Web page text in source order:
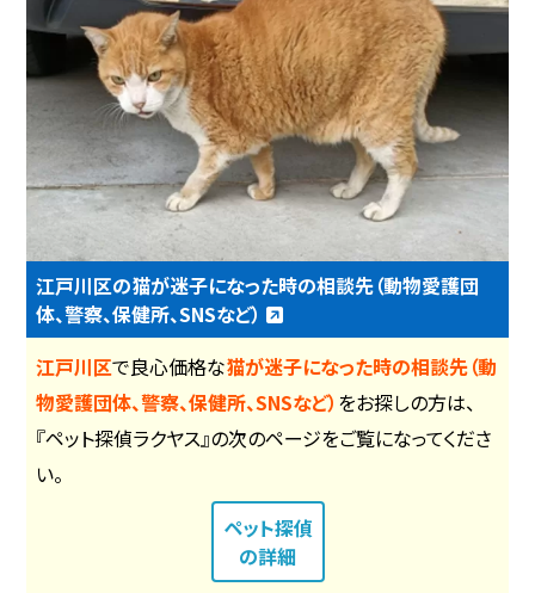
江戸川区の猫が迷子になった時の相談先（動物愛護団
体、警察、保健所、SNSなど）
江戸川区で良心価格な猫が迷子になった時の相談先（動
物愛護団体、警察、保健所、SNSなど） をお探しの方は、
『ペット探偵ラクヤス』の次のページをご覧になってくださ
い。
ペット探偵
の詳細